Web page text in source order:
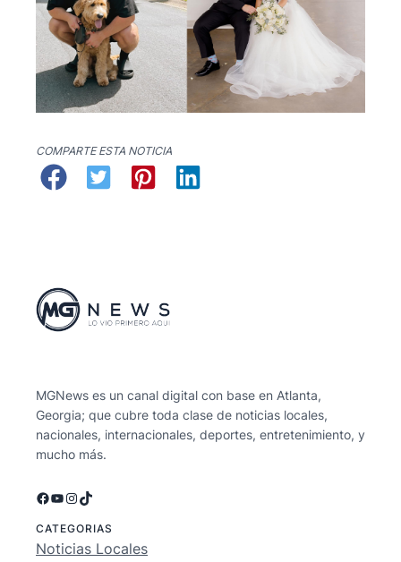
COMPARTE ESTA NOTICIA
MGNews es un canal digital con base en Atlanta,
Georgia; que cubre toda clase de noticias locales,
nacionales, internacionales, deportes, entretenimiento, y
mucho más.
Facebook
YouTube
Instagram
TikTok
CATEGORIAS
Noticias Locales